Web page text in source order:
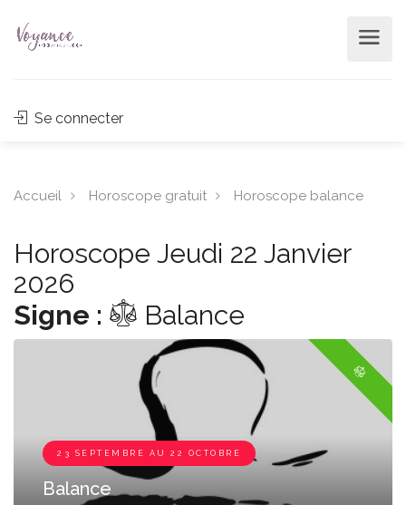
Se connecter
Accueil Horoscope gratuit Horoscope balance
Horoscope Jeudi 22 Janvier
2026
Signe :
Balance
23 SEPTEMBRE AU 22 OCTOBRE
Balance